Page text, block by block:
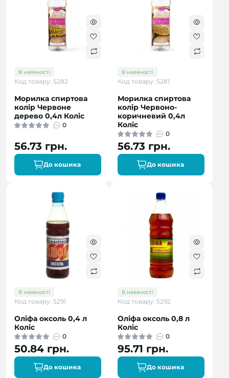
В наявності
Код товару: 5282
Морилка спиртова
колір Червоне
дерево 0,4л Коліс
0
56.73 грн.
До кошика
В наявності
Код товару: 5281
Морилка спиртова
колір Червоно-
коричневий 0,4л
Коліс
0
56.73 грн.
До кошика
В наявності
Код товару: 5291
Оліфа оксоль 0,4 л
Коліс
0
50.84 грн.
До кошика
В наявності
Код товару: 5292
Оліфа оксоль 0,8 л
Коліс
0
95.71 грн.
До кошика